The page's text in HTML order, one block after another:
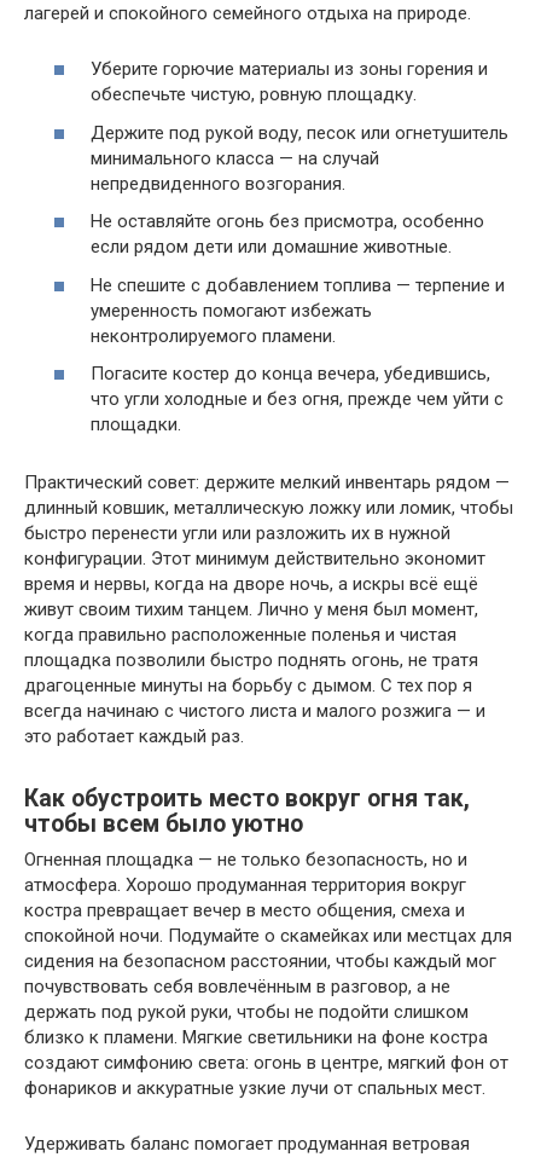
лагерей и спокойного семейного отдыха на природе.
Уберите горючие материалы из зоны горения и
обеспечьте чистую, ровную площадку.
Держите под рукой воду, песок или огнетушитель
минимального класса — на случай
непредвиденного возгорания.
Не оставляйте огонь без присмотра, особенно
если рядом дети или домашние животные.
Не спешите с добавлением топлива — терпение и
умеренность помогают избежать
неконтролируемого пламени.
Погасите костер до конца вечера, убедившись,
что угли холодные и без огня, прежде чем уйти с
площадки.
Практический совет: держите мелкий инвентарь рядом —
длинный ковшик, металлическую ложку или ломик, чтобы
быстро перенести угли или разложить их в нужной
конфигурации. Этот минимум действительно экономит
время и нервы, когда на дворе ночь, а искры всё ещё
живут своим тихим танцем. Лично у меня был момент,
когда правильно расположенные поленья и чистая
площадка позволили быстро поднять огонь, не тратя
драгоценные минуты на борьбу с дымом. С тех пор я
всегда начинаю с чистого листа и малого розжига — и
это работает каждый раз.
Как обустроить место вокруг огня так,
чтобы всем было уютно
Огненная площадка — не только безопасность, но и
атмосфера. Хорошо продуманная территория вокруг
костра превращает вечер в место общения, смеха и
спокойной ночи. Подумайте о скамейках или местцах для
сидения на безопасном расстоянии, чтобы каждый мог
почувствовать себя вовлечённым в разговор, а не
держать под рукой руки, чтобы не подойти слишком
близко к пламени. Мягкие светильники на фоне костра
создают симфонию света: огонь в центре, мягкий фон от
фонариков и аккуратные узкие лучи от спальных мест.
Удерживать баланс помогает продуманная ветровая